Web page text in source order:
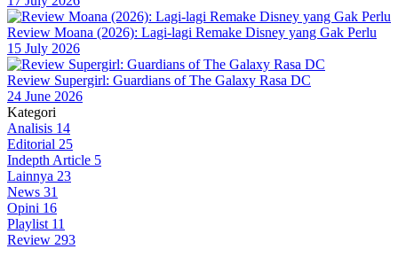
Review Moana (2026): Lagi-lagi Remake Disney yang Gak Perlu
15 July 2026
Review Supergirl: Guardians of The Galaxy Rasa DC
24 June 2026
Kategori
Analisis 14
Editorial 25
Indepth Article 5
Lainnya 23
News 31
Opini 16
Playlist 11
Review 293